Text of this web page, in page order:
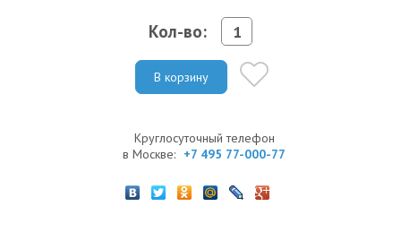
Кол-во:
В корзину
Круглосуточный телефон
в Москве: +7 495 77-000-77